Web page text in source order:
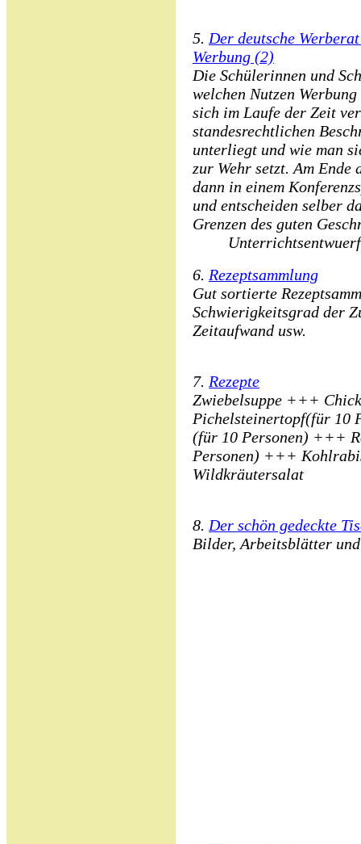
5. Der deutsche
Werbung (2)
Die Schülerinnen und
welchen Nutzen
sich im Laufe der Zeit
standesrechtlichen
unterliegt und wie man
zur Wehr setzt. Am Ende
dann in einem
und entscheiden selber
Grenzen des guten
6. Rezeptsammlung
Gut sortierte
Schwierigkeitsgrad der
Zeitaufwand usw.
7. Rezepte
Zwiebelsuppe +++
Pichelsteinertopf(für 10
(für 10 Personen) +++
Personen) +++
Wildkräutersalat
8. Der schön gedeckte
Bilder, Arbeitsblätter